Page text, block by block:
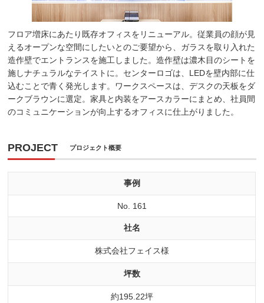
フロア増床にあたり既存オフィスをリニューアル。従業員の顔が見
えるオープンな空間にしたいとのご要望から、ガラスを取り入れた
造作壁でエントランスを施工しました。造作壁は濃木目のシートを
施しナチュラルなテイストに。センターロゴは、LEDを壁内部に仕
込むことで青く発光します。ワークスペースは、デスクの天板をダ
ークブラウンに選定。家具と内装をアースカラーにまとめ、社員間
のコミュニケーションが向上するオフィスに仕上がりました。
PROJECT プロジェクト概要
事例
No. 161
社名
株式会社フェイス様
坪数
約195.22坪